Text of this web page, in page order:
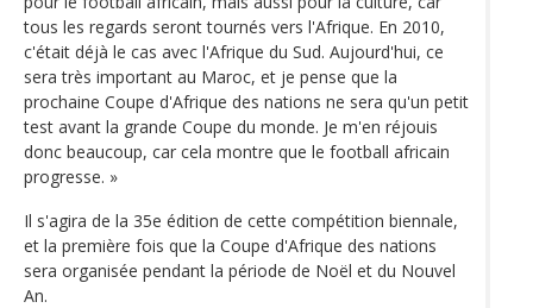
tous les regards seront tournés vers l'Afrique. En 2010,
c'était déjà le cas avec l'Afrique du Sud. Aujourd'hui, ce
sera très important au Maroc, et je pense que la
prochaine Coupe d'Afrique des nations ne sera qu'un petit
test avant la grande Coupe du monde. Je m'en réjouis
donc beaucoup, car cela montre que le football africain
progresse. »
Il s'agira de la 35e édition de cette compétition biennale,
et la première fois que la Coupe d'Afrique des nations
sera organisée pendant la période de Noël et du Nouvel
An.